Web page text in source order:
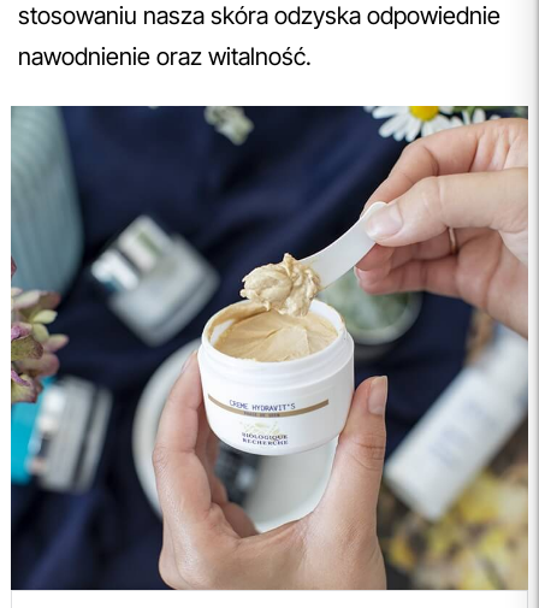
stosowaniu nasza skóra odzyska odpowiednie
nawodnienie oraz witalność.